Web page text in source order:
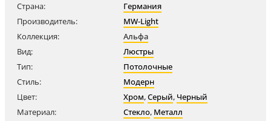
Страна:
Германия
Производитель:
MW-Light
Коллекция:
Альфа
Вид:
Люстры
Тип:
Потолочные
Стиль:
Модерн
Цвет:
Хром,Серый, Черный
Материал:
Стекло, Металл